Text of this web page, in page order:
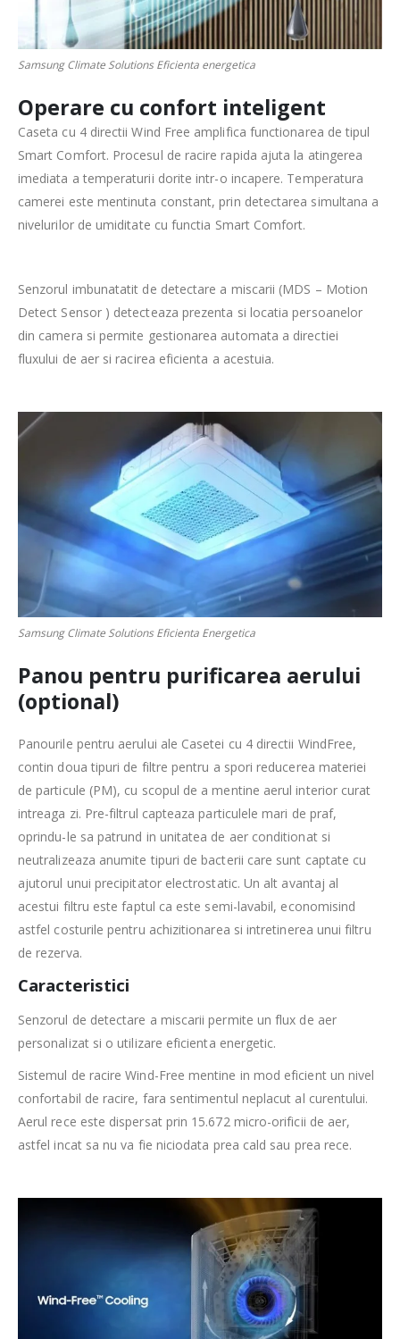
Samsung Climate Solutions Eficienta energetica
Operare cu confort inteligent
Caseta cu 4 directii Wind Free amplifica functionarea de tipul
Smart Comfort. Procesul de racire rapida ajuta la atingerea
imediata a temperaturii dorite intr-o incapere. Temperatura
camerei este mentinuta constant, prin detectarea simultana a
nivelurilor de umiditate cu functia Smart Comfort.
Senzorul imbunatatit de detectare a miscarii (MDS – Motion
Detect Sensor ) detecteaza prezenta si locatia persoanelor
din camera si permite gestionarea automata a directiei
fluxului de aer si racirea eficienta a acestuia.
Samsung Climate Solutions Eficienta Energetica
Panou pentru purificarea aerului
(optional)
Panourile pentru aerului ale Casetei cu 4 directii WindFree,
contin doua tipuri de filtre pentru a spori reducerea materiei
de particule (PM), cu scopul de a mentine aerul interior curat
intreaga zi. Pre-filtrul capteaza particulele mari de praf,
oprindu-le sa patrund in unitatea de aer conditionat si
neutralizeaza anumite tipuri de bacterii care sunt captate cu
ajutorul unui precipitator electrostatic. Un alt avantaj al
acestui filtru este faptul ca este semi-lavabil, economisind
astfel costurile pentru achizitionarea si intretinerea unui filtru
de rezerva.
Caracteristici
Senzorul de detectare a miscarii permite un flux de aer
personalizat si o utilizare eficienta energetic.
Sistemul de racire Wind-Free mentine in mod eficient un nivel
confortabil de racire, fara sentimentul neplacut al curentului.
Aerul rece este dispersat prin 15.672 micro-orificii de aer,
astfel incat sa nu va fie niciodata prea cald sau prea rece.